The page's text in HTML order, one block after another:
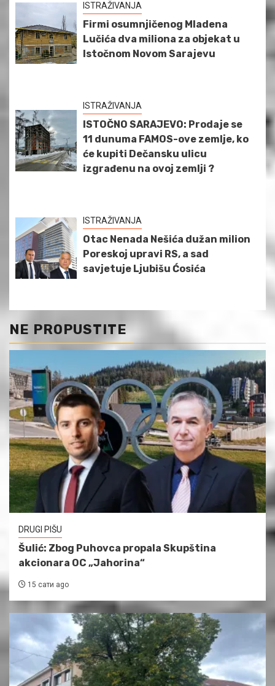
ISTRAŽIVANJA
Firmi osumnjičenog Mladena
Lučića dva miliona za objekat u
Istočnom Novom Sarajevu
ISTRAŽIVANJA
ISTOČNO SARAJEVO: Prodaje se
11 dunuma FAMOS-ove zemlje, ko
će kupiti Dečansku ulicu
izgrađenu na ovoj zemlji ?
ISTRAŽIVANJA
Otac Nenada Nešića dužan milion
Poreskoj upravi RS, a sad
savjetuje Ljubišu Ćosića
NE PROPUSTITE
DRUGI PIŠU
Šulić: Zbog Puhovca propala Skupština
akcionara OC „Jahorina“
15 сати ago